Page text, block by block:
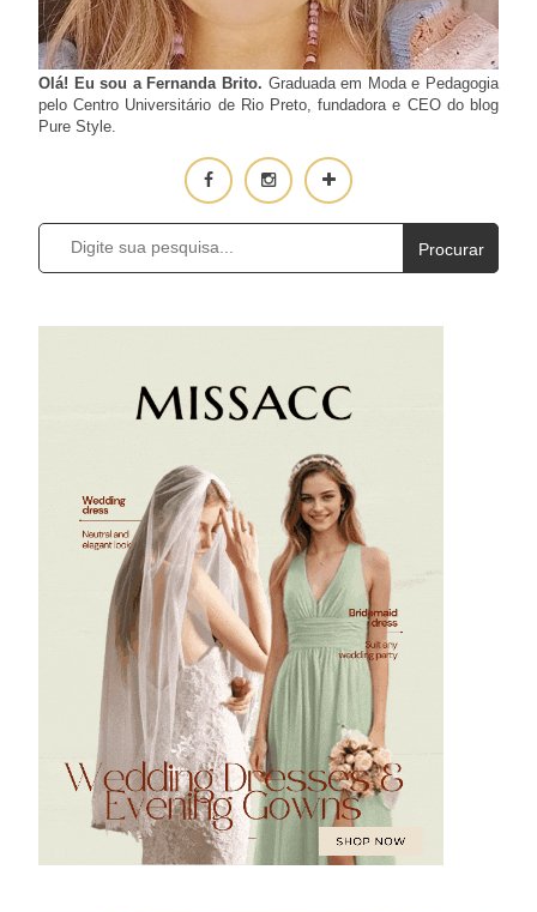
Olá! Eu sou a Fernanda Brito. Graduada em Moda e Pedagogia
pelo Centro Universitário de Rio Preto, fundadora e CEO do blog
Pure Style.
Procurar